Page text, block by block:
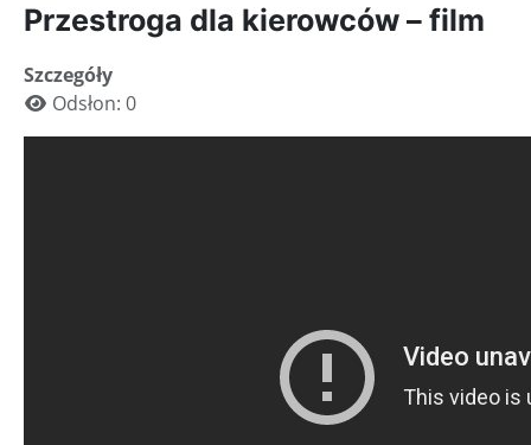
Przestroga dla kierowców – film
Szczegóły
Odsłon: 0